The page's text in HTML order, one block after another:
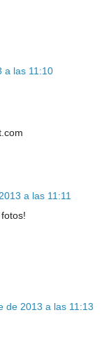
a las 11:10
a las 11:11
de 2013 a las 11:13